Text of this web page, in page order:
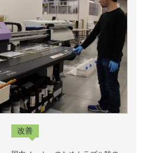
改善